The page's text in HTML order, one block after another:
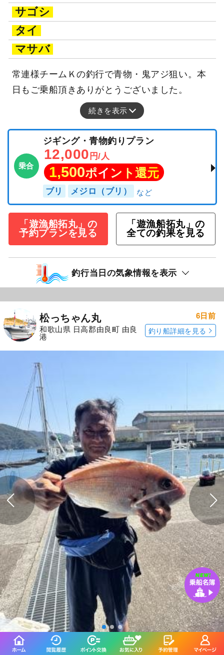
サゴシ
タイ
マサバ
常連様チームＫの釣行で青物・鬼アジ狙い。本
日もご乗船頂きありがとうございました。
続きを表示
乗合
ジギング・青物釣りプラン
12,000 円/人
1,500ポイント還元
ブリ メジロ（ブリ）
「遊漁船拓丸」の
予約プランを見る
「遊漁船拓丸」の
全ての釣果を見る
釣行当日の気象情報を表示
松っちゃん丸
和歌山県 日高郡由良町 由良
港
6日前
釣り船詳細を見る